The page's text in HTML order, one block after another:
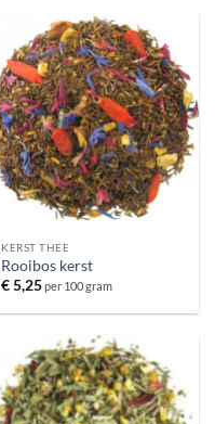
KERST THEE
Rooibos kerst
€5,25per 100 gram